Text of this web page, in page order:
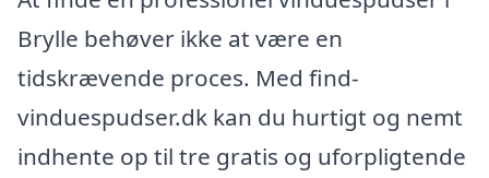
Brylle behøver ikke at være en
tidskrævende proces. Med find-
vinduespudser.dk kan du hurtigt og nemt
indhente op til tre gratis og uforpligtende